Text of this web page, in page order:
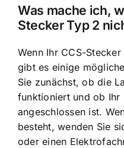
Was mache ich,
Stecker Typ 2
Wenn Ihr CCS-
gibt es einige
Sie zunächst, ob die
funktioniert und ob Ihr
angeschlossen ist.
besteht, wenden Sie
oder einen